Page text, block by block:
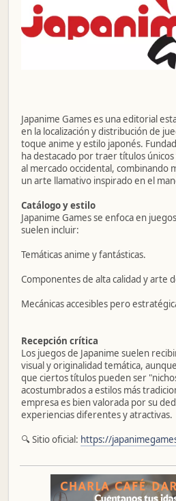
Japanime Games es una editorial
en la localización y distribución de
toque anime y estilo japonés.
ha destacado por traer títulos
al mercado occidental, combinando
un arte llamativo inspirado en el
Catálogo y estilo
Japanime Games se enfoca en
suelen incluir:
Temáticas anime y fantásticas.
Componentes de alta calidad y arte
Mecánicas accesibles pero
Recepción crítica
Los juegos de Japanime suelen
visual y originalidad temática,
que ciertos títulos pueden ser
acostumbrados a estilos más
empresa es bien valorada por su
experiencias diferentes y atractivas.
🔍 Sitio oficial: https://